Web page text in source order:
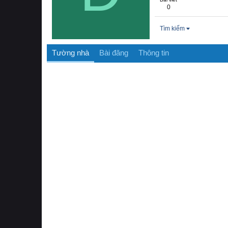
0
Tìm kiếm
Tường nhà Bài đăng Thông tin